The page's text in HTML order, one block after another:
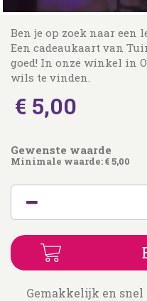
Ben je op zoek naar een
Een cadeaukaart van
goed! In onze winkel in
wils te vinden.
€ 5,00
Gewenste waarde
Minimale waarde: € 5,00
Gemakkelijk en